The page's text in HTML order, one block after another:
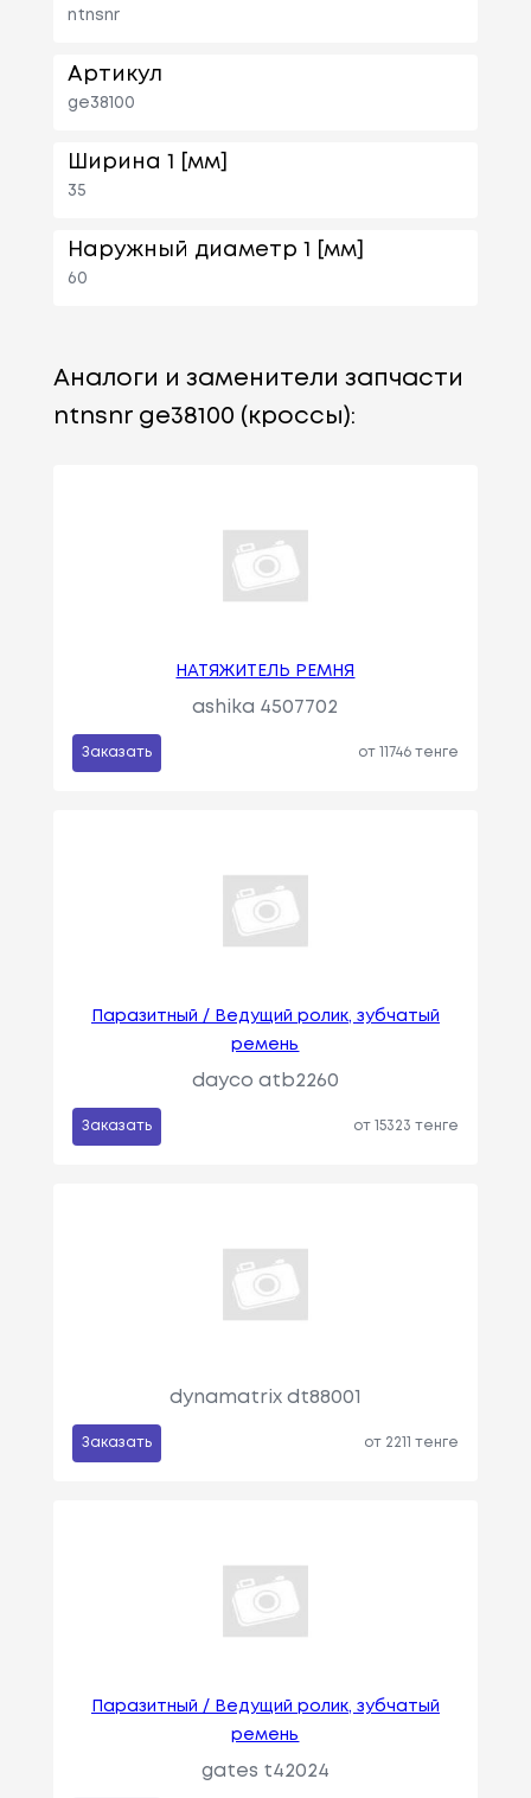
ntnsnr
Артикул
ge38100
Ширина 1 [мм]
35
Наружный диаметр 1 [мм]
60
Аналоги и заменители запчасти
ntnsnr ge38100 (кроссы):
НАТЯЖИТЕЛЬ РЕМНЯ
ashika 4507702
Заказать от 11746 тенге
Паразитный / Ведущий ролик, зубчатый
ремень
dayco atb2260
Заказать от 15323 тенге
dynamatrix dt88001
Заказать от 2211 тенге
Паразитный / Ведущий ролик, зубчатый
ремень
gates t42024